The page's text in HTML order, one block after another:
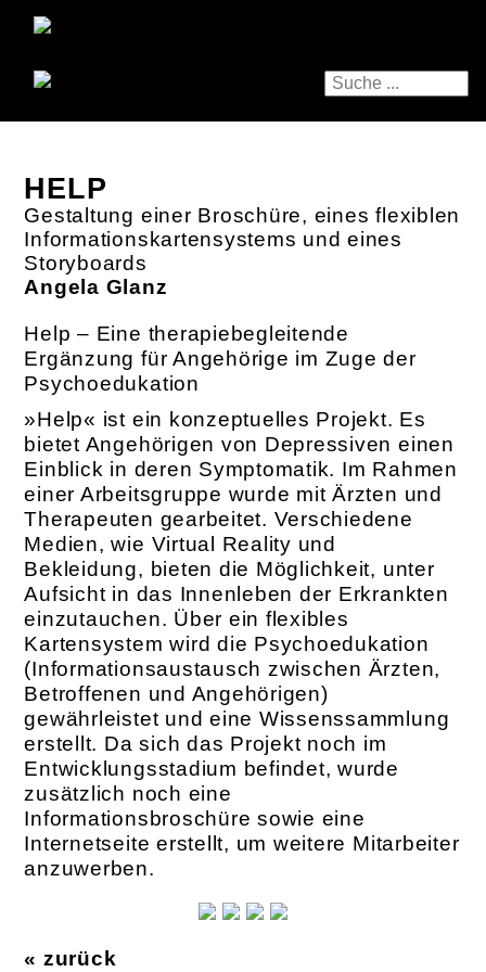
HELP
Gestaltung einer Broschüre, eines flexiblen
Informationskartensystems und eines
Storyboards
Angela Glanz
Help – Eine therapiebegleitende
Ergänzung für Angehörige im Zuge der
Psychoedukation
»Help« ist ein konzeptuelles Projekt. Es
bietet Angehörigen von Depressiven einen
Einblick in deren Symptomatik. Im Rahmen
einer Arbeitsgruppe wurde mit Ärzten und
Therapeuten gearbeitet. Verschiedene
Medien, wie Virtual Reality und
Bekleidung, bieten die Möglichkeit, unter
Aufsicht in das Innenleben der Erkrankten
einzutauchen. Über ein flexibles
Kartensystem wird die Psychoedukation
(Informationsaustausch zwischen Ärzten,
Betroffenen und Angehörigen)
gewährleistet und eine Wissenssammlung
erstellt. Da sich das Projekt noch im
Entwicklungsstadium befindet, wurde
zusätzlich noch eine
Informationsbroschüre sowie eine
Internetseite erstellt, um weitere Mitarbeiter
anzuwerben.
« zurück